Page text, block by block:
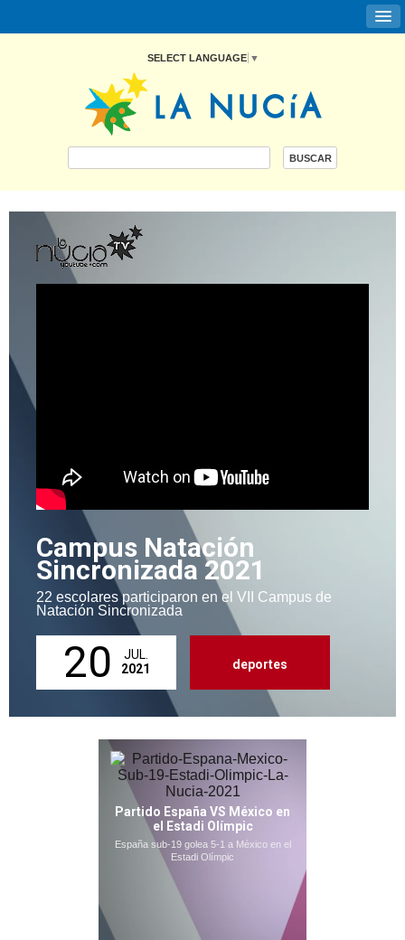
SELECT LANGUAGE ▼
Campus Natación
Sincronizada 2021
22 escolares participaron en el VII Campus de
Natación Sincronizada
20
JUL.
2021
deportes
Partido España VS México en
el Estadi Olímpic
España sub-19 golea 5-1 a México en el
Estadi Olímpic